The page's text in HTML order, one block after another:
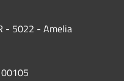
- 5022 - Amelia